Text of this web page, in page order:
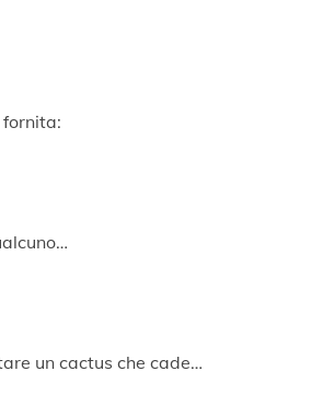
fornita:
un cactus che cade…